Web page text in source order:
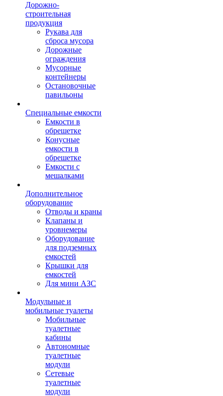
Дорожно-
строительная
продукция
Рукава для
сброса мусора
Дорожные
ограждения
Мусорные
контейнеры
Остановочные
павильоны
Специальные емкости
Емкости в
обрешетке
Конусные
емкости в
обрешетке
Емкости с
мешалками
Дополнительное
оборудование
Отводы и краны
Клапаны и
уровнемеры
Оборудование
для подземных
емкостей
Крышки для
емкостей
Для мини АЗС
Модульные и
мобильные туалеты
Мобильные
туалетные
кабины
Автономные
туалетные
модули
Сетевые
туалетные
модули